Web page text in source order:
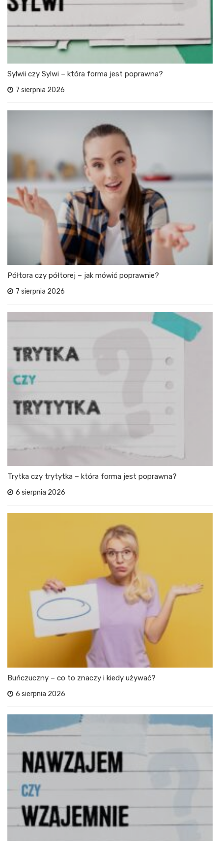
Sylwii czy Sylwi – która forma jest poprawna?
7 sierpnia 2026
Półtora czy półtorej – jak mówić poprawnie?
7 sierpnia 2026
Trytka czy trytytka – która forma jest poprawna?
6 sierpnia 2026
Buńczuczny – co to znaczy i kiedy używać?
6 sierpnia 2026